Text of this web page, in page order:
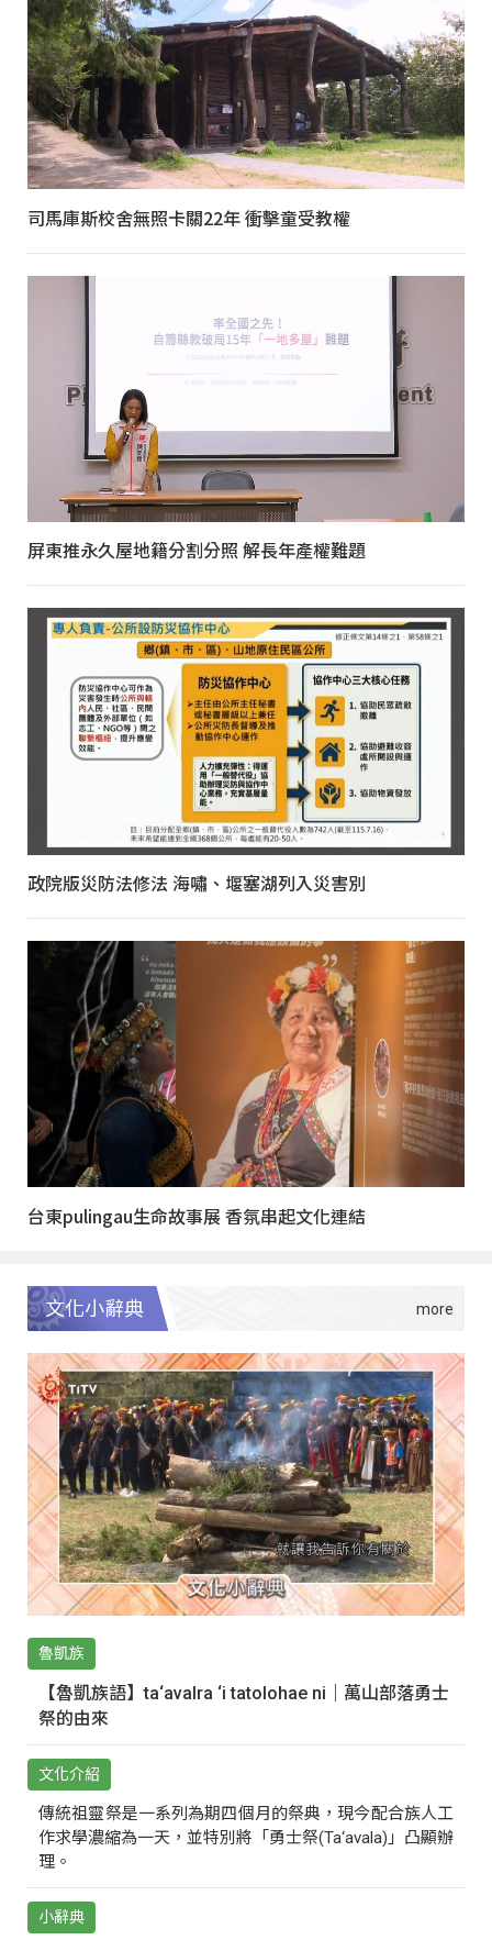
司馬庫斯校舍無照卡關22年 衝擊童受教權
屏東推永久屋地籍分割分照 解長年產權難題
政院版災防法修法 海嘯、堰塞湖列入災害別
台東pulingau生命故事展 香氛串起文化連結
文化小辭典
魯凱族
【魯凱族語】ta‘avalra ‘i tatolohae ni｜萬山部落勇士
祭的由來
文化介紹
傳統祖靈祭是一系列為期四個月的祭典，現今配合族人工
作求學濃縮為一天，並特別將「勇士祭(Ta‘avala)」凸顯辦
理。
小辭典